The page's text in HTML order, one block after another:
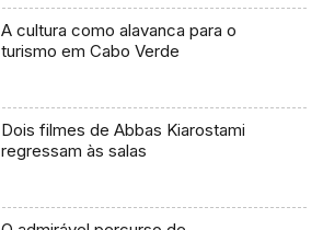
A cultura como alavanca para o
turismo em Cabo Verde
Dois filmes de Abbas Kiarostami
regressam às salas